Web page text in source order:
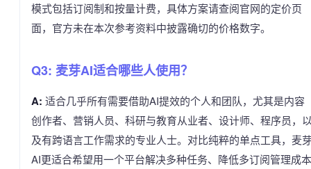
模式包括订阅制和按量计费，具体方案请查阅官网的定价页
面，官方未在本次参考资料中披露确切的价格数字。
Q3: 麦芽AI适合哪些人使用？
A: 适合几乎所有需要借助AI提效的个人和团队，尤其是内容
创作者、营销人员、科研与教育从业者、设计师、程序员，
及有跨语言工作需求的专业人士。对比纯粹的单点工具，麦
AI更适合希望用一个平台解决多种任务、降低多订阅管理成本